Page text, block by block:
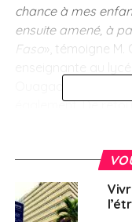
chance à mes
ensuite amené, à
Faso», témoigne M.
Ouagadougou et
également. De
propres sa société
Fin